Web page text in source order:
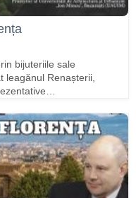
bijuteriile sale
leagănul Renașterii,